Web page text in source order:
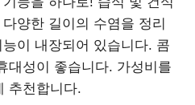
양한 길이의 수염을 정리
이 내장되어 있습니다. 콤
대성이 좋습니다. 가성비를
추천합니다.